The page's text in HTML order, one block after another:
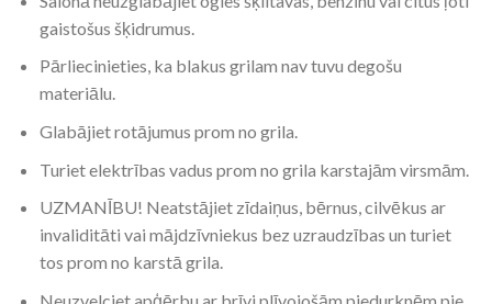
gaistošus šķidrumus.
Pārliecinieties, ka blakus grilam nav tuvu degošu
materiālu.
Glabājiet rotājumus prom no grila.
Turiet elektrības vadus prom no grila karstajām virsmām.
UZMANĪBU! Neatstājiet zīdaiņus, bērnus, cilvēkus ar
invaliditāti vai mājdzīvniekus bez uzraudzības un turiet
tos prom no karstā grila.